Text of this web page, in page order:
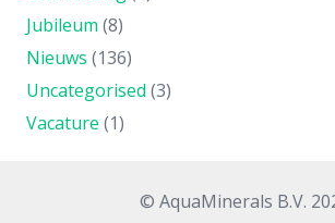
Jubileum (8)
Nieuws (136)
Uncategorised (3)
Vacature (1)
© AquaMinerals B.V.